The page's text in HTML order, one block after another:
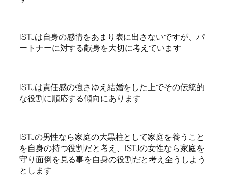
ISTJは自身の感情をあまり表に出さないですが、パ
ートナーに対する献身を大切に考えています
ISTJは責任感の強さゆえ結婚をした上でその伝統的
な役割に順応する傾向にあります
ISTJの男性なら家庭の大黒柱として家庭を養うこと
を自身の持つ役割だと考え、ISTJの女性なら家庭を
守り面倒を見る事を自身の役割だと考え全うしよう
とします